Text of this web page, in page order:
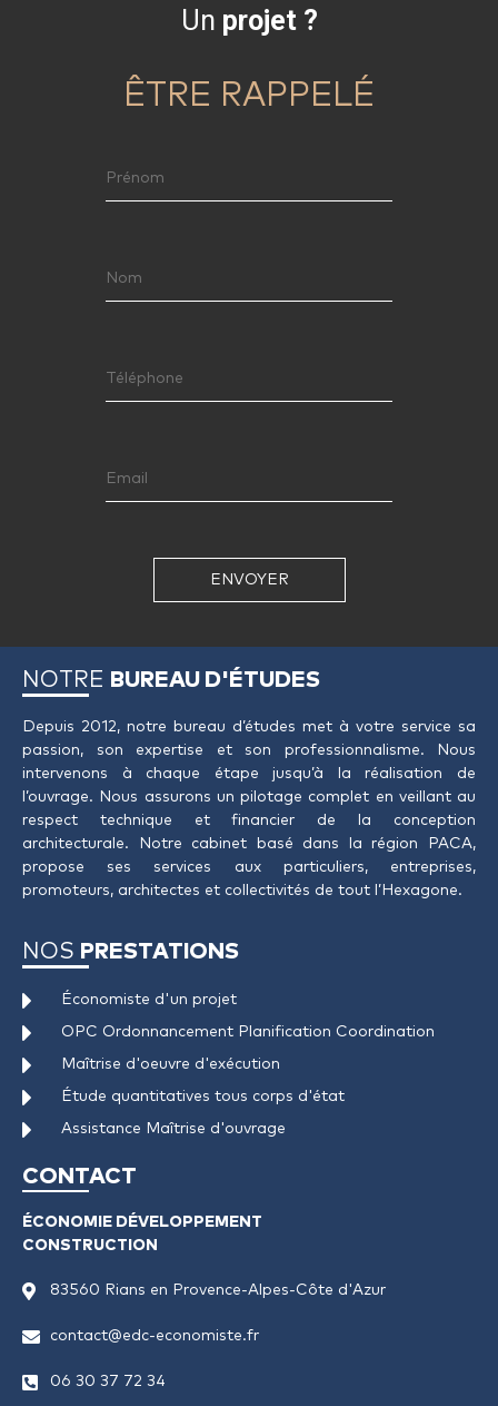
Un projet ?
ÊTRE RAPPELÉ
ENVOYER
NOTRE BUREAU D'ÉTUDES
Depuis 2012, notre bureau d’études met à votre service sa
passion, son expertise et son professionnalisme. Nous
intervenons à chaque étape jusqu’à la réalisation de
l’ouvrage. Nous assurons un pilotage complet en veillant au
respect technique et financier de la conception
architecturale. Notre cabinet basé dans la région PACA,
propose ses services aux particuliers, entreprises,
promoteurs, architectes et collectivités de tout l’Hexagone.
NOS PRESTATIONS
Économiste d'un projet
OPC Ordonnancement Planification Coordination
Maîtrise d'oeuvre d'exécution
Étude quantitatives tous corps d'état
Assistance Maîtrise d'ouvrage
CONTACT
ÉCONOMIE DÉVELOPPEMENT
CONSTRUCTION
83560 Rians en Provence-Alpes-Côte d'Azur
contact@edc-economiste.fr
06 30 37 72 34